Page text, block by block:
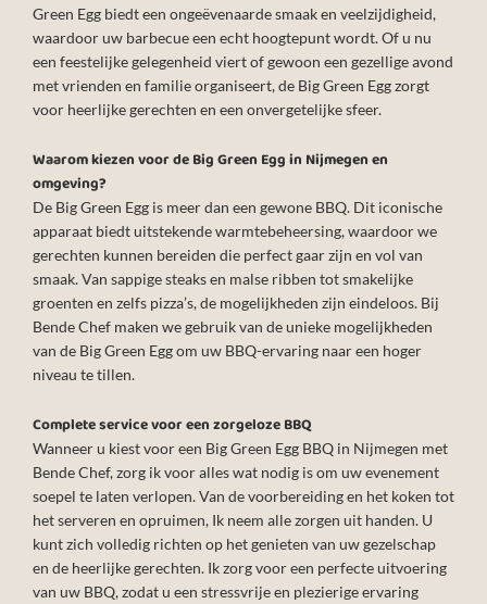
Green Egg biedt een ongeëvenaarde smaak en veelzijdigheid,
waardoor uw barbecue een echt hoogtepunt wordt. Of u nu
een feestelijke gelegenheid viert of gewoon een gezellige avond
met vrienden en familie organiseert, de Big Green Egg zorgt
voor heerlijke gerechten en een onvergetelijke sfeer.
Waarom kiezen voor de Big Green Egg in Nijmegen en
omgeving?
De Big Green Egg is meer dan een gewone BBQ. Dit iconische
apparaat biedt uitstekende warmtebeheersing, waardoor we
gerechten kunnen bereiden die perfect gaar zijn en vol van
smaak. Van sappige steaks en malse ribben tot smakelijke
groenten en zelfs pizza’s, de mogelijkheden zijn eindeloos. Bij
Bende Chef maken we gebruik van de unieke mogelijkheden
van de Big Green Egg om uw BBQ-ervaring naar een hoger
niveau te tillen.
Complete service voor een zorgeloze BBQ
Wanneer u kiest voor een Big Green Egg BBQ in Nijmegen met
Bende Chef, zorg ik voor alles wat nodig is om uw evenement
soepel te laten verlopen. Van de voorbereiding en het koken tot
het serveren en opruimen, Ik neem alle zorgen uit handen. U
kunt zich volledig richten op het genieten van uw gezelschap
en de heerlijke gerechten. Ik zorg voor een perfecte uitvoering
van uw BBQ, zodat u een stressvrije en plezierige ervaring